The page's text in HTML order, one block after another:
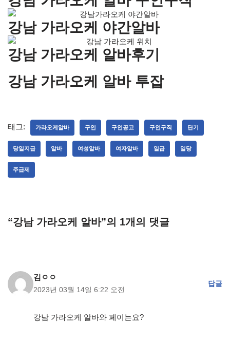
강남 가라오케 야간알바
강남 가라오케 알바후기
강남 가라오케 알바 투잡
태그: 가라오케알바 구인 구인공고 구인구직 단기
당일지급 알바 여성알바 여자알바 일급 일당
주급제
“강남 가라오케 알바”의 1개의 댓글
김ㅇㅇ
2023년 03월 14일 6:22 오전
답글
강남 가라오케 알바와 페이는요?